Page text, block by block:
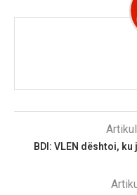
BDI: VLEN dështoi,